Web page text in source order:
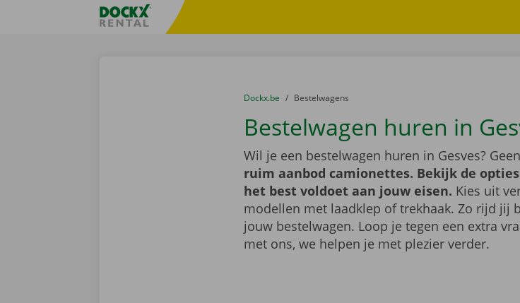
Taalselectie overslaanFratello DEMO
U bevindt zich hier:
van
Dockx.be naar
Bestelwagens
Bestelwagen huren in
Wil je een bestelwagen huren in Gesves?
ruim aanbod camionettes. Bekijk de
het best voldoet aan jouw eisen. Kies uit
modellen met laadklep of trekhaak. Zo rijd jij
jouw bestelwagen. Loop je tegen een extra
met ons, we helpen je met plezier verder.